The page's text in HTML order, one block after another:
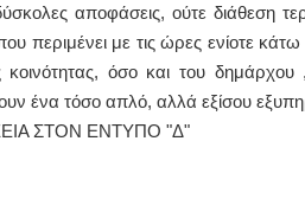
αποφάσεις, ούτε διάθεση
περιμένει με τις ώρες ενίοτε
κοινότητας, όσο και του
ένα τόσο απλό, αλλά εξίσου
ΣΤΟΝ ΕΝΤΥΠΟ "Δ"